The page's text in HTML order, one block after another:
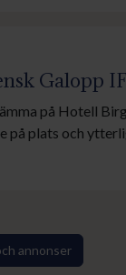
Galopp IF
på Hotell
på plats och
annonser